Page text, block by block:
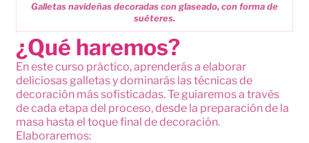
Galletas navideñas decoradas con glaseado, con forma de
suéteres.
¿Qué haremos?
En este curso práctico, aprenderás a elaborar
deliciosas galletas y dominarás las técnicas de
decoración más sofisticadas. Te guiaremos a través
de cada etapa del proceso, desde la preparación de la
masa hasta el toque final de decoración.
Elaboraremos: